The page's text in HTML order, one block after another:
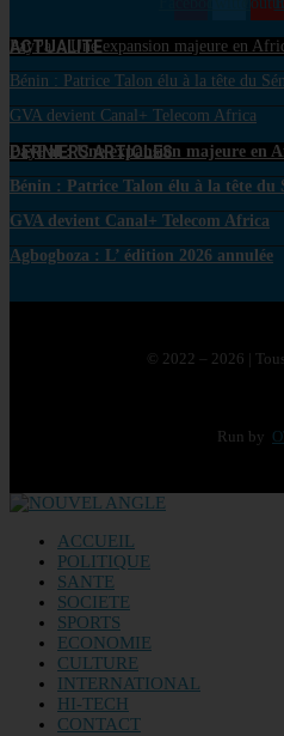
ACTUALITE
PayPal : Une expansion majeure en
Bénin : Patrice Talon élu à la tête du
GVA devient Canal+ Telecom Africa
DERNIERS ARTICLES
PayPal : Une expansion majeure en
Bénin : Patrice Talon élu à la tête du
GVA devient Canal+ Telecom Africa
Agbogboza : L’ édition 2026 annulée
© 2022 – 2026 |
Run by
ACCUEIL
POLITIQUE
SANTE
SOCIETE
SPORTS
ECONOMIE
CULTURE
INTERNATIONAL
HI-TECH
CONTACT